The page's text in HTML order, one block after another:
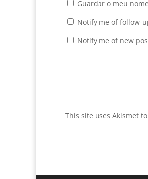
Guardar o meu
Notify me of follow-
Notify me of new
This site uses Akismet